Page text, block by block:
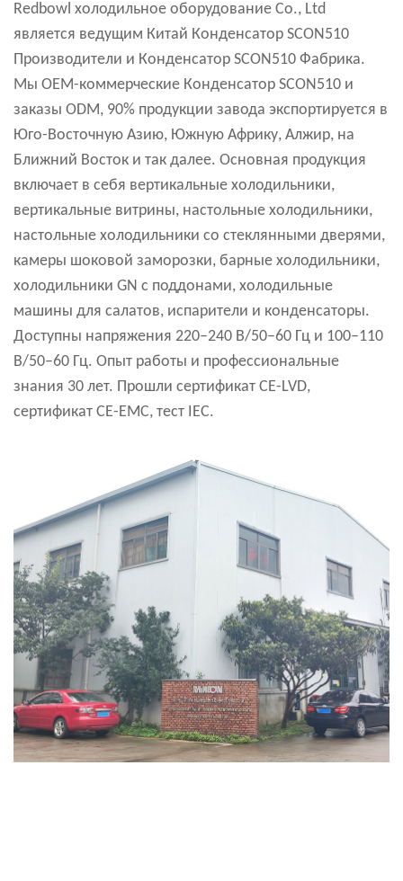
Redbowl холодильное оборудование Co., Ltd
является ведущим Китай Конденсатор SCON510
Производители и Конденсатор SCON510 Фабрика.
Мы OEM-коммерческие Конденсатор SCON510 и
заказы ODM, 90% продукции завода экспортируется в
Юго-Восточную Азию, Южную Африку, Алжир, на
Ближний Восток и так далее. Основная продукция
включает в себя вертикальные холодильники,
вертикальные витрины, настольные холодильники,
настольные холодильники со стеклянными дверями,
камеры шоковой заморозки, барные холодильники,
холодильники GN с поддонами, холодильные
машины для салатов, испарители и конденсаторы.
Доступны напряжения 220–240 В/50–60 Гц и 100–110
В/50–60 Гц. Опыт работы и профессиональные
знания 30 лет. Прошли сертификат CE-LVD,
сертификат CE-EMC, тест IEC.